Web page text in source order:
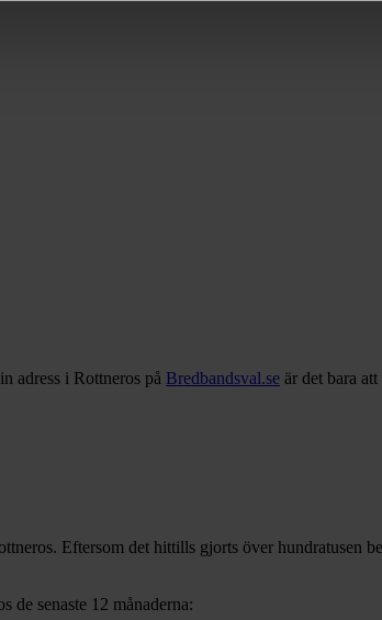
adress i Rottneros på Bredbandsval.se är det bara
. Eftersom det hittills gjorts över hundratusen
de senaste 12 månaderna: